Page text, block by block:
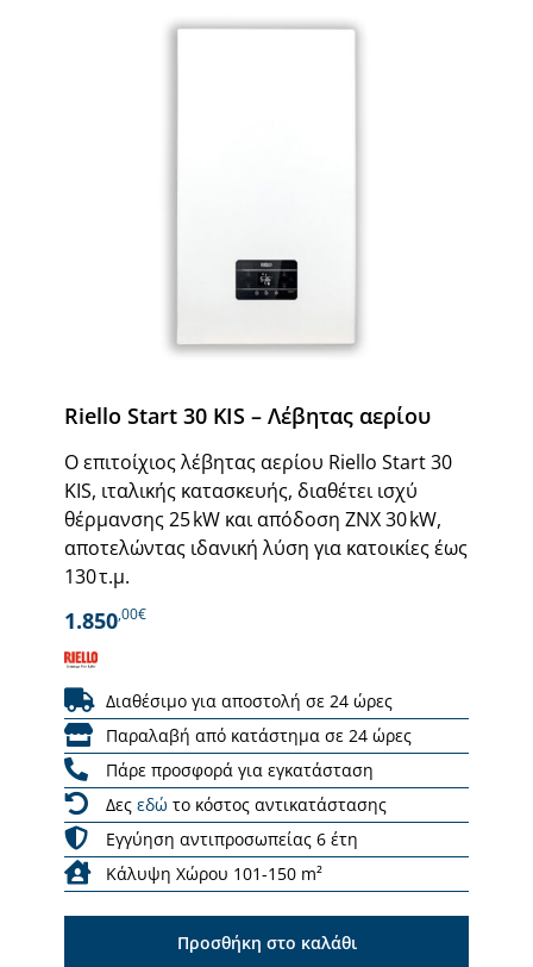
Riello Start 30 KIS – Λέβητας αερίου
Ο επιτοίχιος λέβητας αερίου Riello Start 30
KIS, ιταλικής κατασκευής, διαθέτει ισχύ
θέρμανσης 25 kW και απόδοση ZNX 30 kW,
αποτελώντας ιδανική λύση για κατοικίες έως
130 τ.μ.
1.850,00€
Διαθέσιμο για αποστολή σε 24 ώρες
Παραλαβή από κατάστημα σε 24 ώρες
Πάρε προσφορά για εγκατάσταση
Δες εδώ το κόστος αντικατάστασης
Εγγύηση αντιπροσωπείας 6 έτη
Κάλυψη Χώρου 101-150 m²
Προσθήκη στο καλάθι